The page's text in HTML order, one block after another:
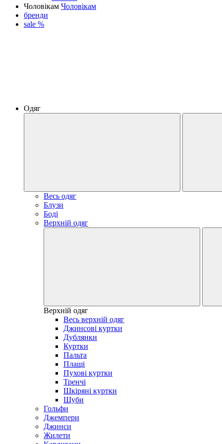
Чоловікам Чоловікам
бренди
sale %
Одяг
Весь одяг
Блузи
Боді
Верхній одяг
Верхній одяг
Весь верхній одяг
Джинсові куртки
Дублянки
Куртки
Пальта
Плащі
Пухові куртки
Тренчі
Шкіряні куртки
Шуби
Гольфи
Джемпери
Джинси
Жилети